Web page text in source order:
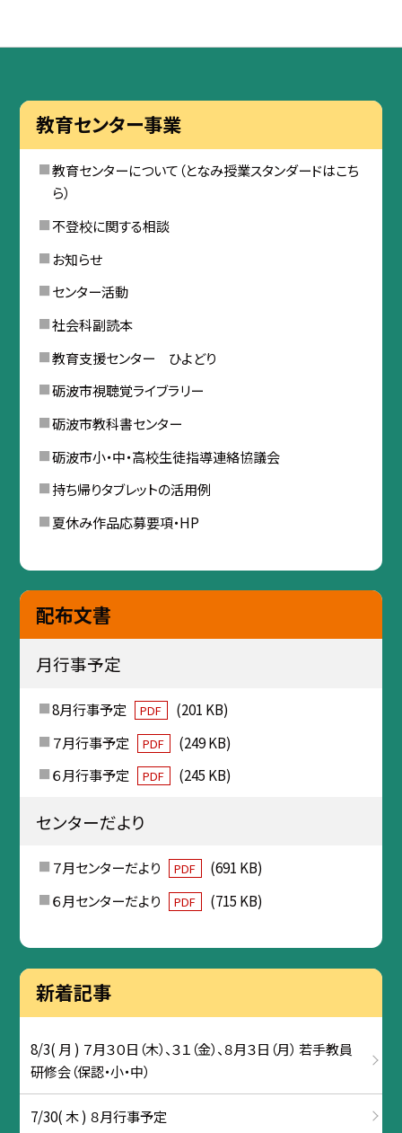
教育センター事業
教育センターについて（となみ授業スタンダードはこち
ら）
不登校に関する相談
お知らせ
センター活動
社会科副読本
教育支援センター ひよどり
砺波市視聴覚ライブラリー
砺波市教科書センター
砺波市小・中・高校生徒指導連絡協議会
持ち帰りタブレットの活用例
夏休み作品応募要項・HP
配布文書
月行事予定
8月行事予定 PDF
(201 KB)
７月行事予定
PDF
(249 KB)
６月行事予定
PDF (245 KB)
センターだより
７月センターだより PDF
(691 KB)
６月センターだより
PDF (715 KB)
新着記事
8/3( 月 ) ７月３０日（木）、３１（金）、８月３日（月） 若手教員
研修会（保認・小・中）
7/30( 木 ) ８月行事予定